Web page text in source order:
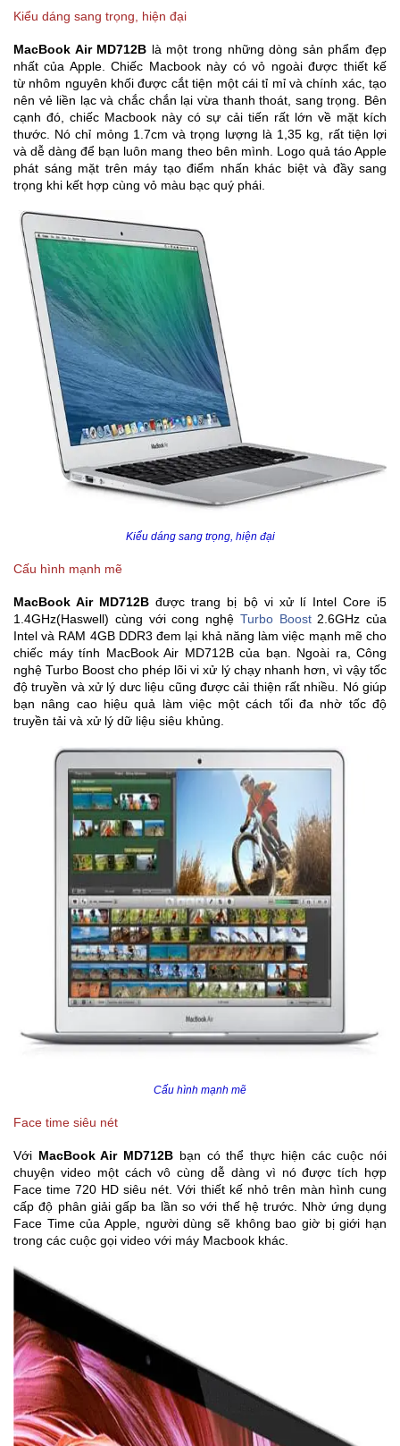
Kiểu dáng sang trọng, hiện đại
MacBook Air MD712B là một trong những dòng sản phẩm đẹp
nhất của Apple. Chiếc Macbook này có vỏ ngoài được thiết kế
từ nhôm nguyên khối được cắt tiện một cái tỉ mỉ và chính xác, tạo
nên vẻ liền lạc và chắc chắn lại vừa thanh thoát, sang trọng. Bên
cạnh đó, chiếc Macbook này có sự cải tiến rất lớn về mặt kích
thước. Nó chỉ mỏng 1.7cm và trọng lượng là 1,35 kg, rất tiện lợi
và dễ dàng để bạn luôn mang theo bên mình. Logo quả táo Apple
phát sáng mặt trên máy tạo điểm nhấn khác biệt và đầy sang
trọng khi kết hợp cùng vỏ màu bạc quý phái.
Kiểu dáng sang trọng, hiện đại
Cấu hình mạnh mẽ
MacBook Air MD712Bđược trang bị bộ vi xử lí Intel Core i5
1.4GHz(Haswell) cùng với cong nghệ Turbo Boost2.6GHz của
Intel và RAM 4GB DDR3 đem lại khả năng làm việc mạnh mẽ cho
chiếc máy tính MacBook Air MD712B của bạn. Ngoài ra, Công
nghệ Turbo Boost cho phép lõi vi xử lý chạy nhanh hơn, vì vậy tốc
độ truyền và xử lý dưc liệu cũng được cải thiện rất nhiều. Nó giúp
bạn nâng cao hiệu quả làm việc một cách tối đa nhờ tốc độ
truyền tải và xử lý dữ liệu siêu khủng.
Cấu hình mạnh mẽ
Face time siêu nét
Với MacBook Air MD712B bạn có thể thực hiện các cuộc nói
chuyện video một cách vô cùng dễ dàng vì nó được tích hợp
Face time 720 HD siêu nét. Với thiết kế nhỏ trên màn hình cung
cấp độ phân giải gấp ba lần so với thế hệ trước. Nhờ ứng dụng
Face Time của Apple, người dùng sẽ không bao giờ bị giới hạn
trong các cuộc gọi video với máy Macbook khác.